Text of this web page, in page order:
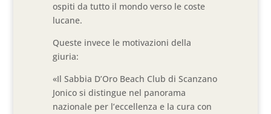
ospiti da tutto il mondo verso le coste
lucane.
Queste invece le motivazioni della
giuria:
«Il Sabbia D’Oro Beach Club di Scanzano
Jonico si distingue nel panorama
nazionale per l’eccellenza e la cura con